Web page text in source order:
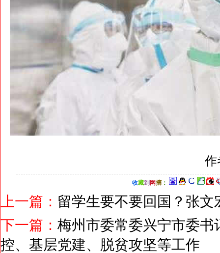
收藏到 网摘：
上一篇： 留学生要不要回国？张文
下一篇： 梅州市委常委兴宁市委
控、基层党建、脱贫攻坚等工作